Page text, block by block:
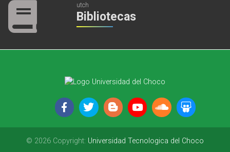
utch
Bibliotecas
© 2026 Copyright: Universidad Tecnologica del Choco